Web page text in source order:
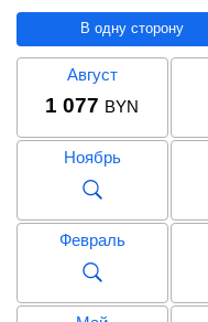
В одну сторону
Август
1 077 BYN
Ноябрь
Февраль